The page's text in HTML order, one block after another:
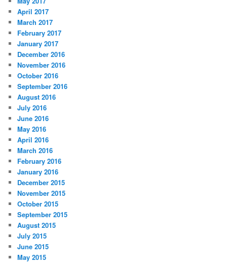
April 2017
March 2017
February 2017
January 2017
December 2016
November 2016
October 2016
September 2016
August 2016
July 2016
June 2016
May 2016
April 2016
March 2016
February 2016
January 2016
December 2015
November 2015
October 2015
September 2015
August 2015
July 2015
June 2015
May 2015